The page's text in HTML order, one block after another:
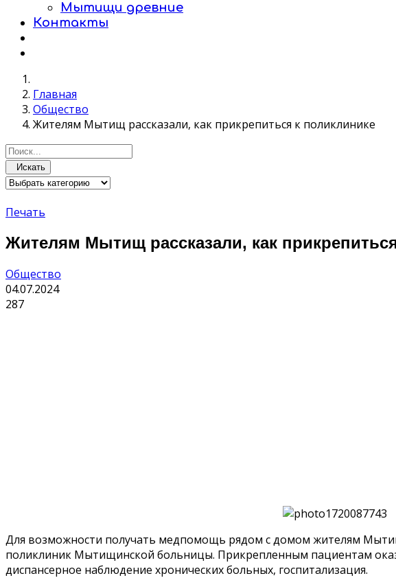
Мытищи древние
Контакты
Главная
Общество
Жителям Мытищ рассказали, как прикрепиться к поликлинике
Искать
Печать
Жителям Мытищ рассказали, как
Общество
04.07.2024
287
Для возможности получать медпомощь рядом с домом жителям
поликлиник Мытищинской больницы. Прикрепленным пациентам
диспансерное наблюдение хронических больных, госпитализация.